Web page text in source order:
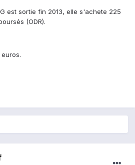
est sortie fin 2013, elle s'achete 225
(ODR).